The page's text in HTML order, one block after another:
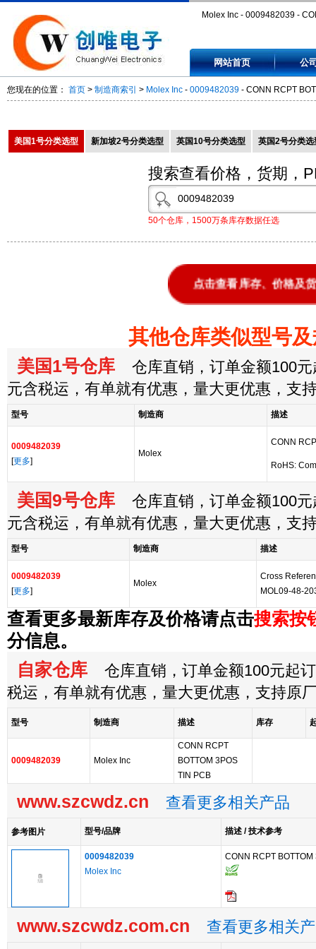
Molex Inc - 0009482039 -
0009482039
网站首页 公
您现在的位置： 首页 > 制造商索引 > Molex Inc - 0009482039 - CONN RCPT
美国1号分类选型 新加坡2号分类选型 英国10号分类选型 英国2号分类选
搜索查看价格，货期，
50个仓库，1500万条库存数据任选
点击查看库存、价格及
其他仓库类似型号
美国1号仓库 仓库直销，订单金额100元
元含税运，有单就有优惠，量大更优惠，支
型号 制造商 描述
0009482039
[更多]
Molex
CONN
RoHS:
美国9号仓库 仓库直销，订单金额100元
元含税运，有单就有优惠，量大更优惠，支
型号 制造商 描述
0009482039
[更多]
Molex
Cross
MOL09-48-
查看更多最新库存及价格请点击搜索按
分信息。
自家仓库 仓库直销，订单金额100元起
税运，有单就有优惠，量大更优惠，支持原
型号 制造商 描述 库存
0009482039 Molex Inc
CONN RCPT
BOTTOM 3POS
TIN PCB
www.szcwdz.cn 查看更多相关产品
参考图片 型号/品牌 描述 / 技术参考
0009482039
Molex Inc
CONN RCPT BOTTOM
www.szcwdz.com.cn 查看更多相关